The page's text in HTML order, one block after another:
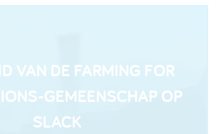
VAN DE FARMING FOR
GEMEENSCHAP OP
SLACK